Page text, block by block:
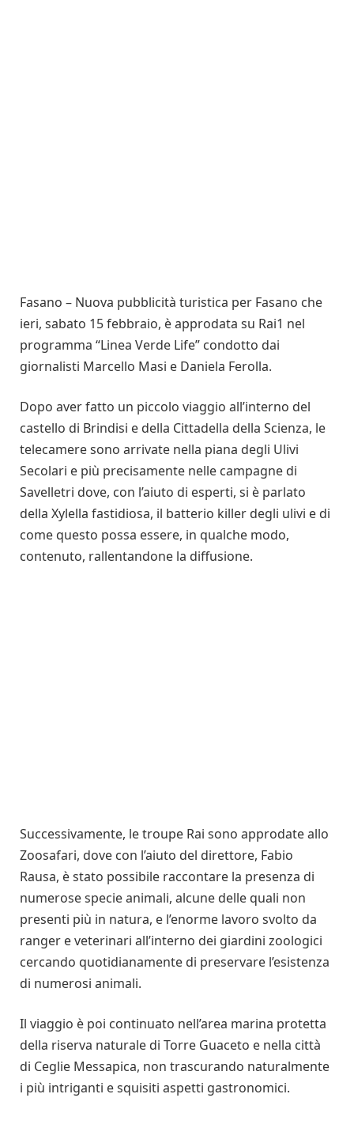
Fasano – Nuova pubblicità turistica per Fasano che
ieri, sabato 15 febbraio, è approdata su Rai1 nel
programma “Linea Verde Life” condotto dai
giornalisti Marcello Masi e Daniela Ferolla.
Dopo aver fatto un piccolo viaggio all’interno del
castello di Brindisi e della Cittadella della Scienza, le
telecamere sono arrivate nella piana degli Ulivi
Secolari e più precisamente nelle campagne di
Savelletri dove, con l’aiuto di esperti, si è parlato
della Xylella fastidiosa, il batterio killer degli ulivi e di
come questo possa essere, in qualche modo,
contenuto, rallentandone la diffusione.
Successivamente, le troupe Rai sono approdate allo
Zoosafari, dove con l’aiuto del direttore, Fabio
Rausa, è stato possibile raccontare la presenza di
numerose specie animali, alcune delle quali non
presenti più in natura, e l’enorme lavoro svolto da
ranger e veterinari all’interno dei giardini zoologici
cercando quotidianamente di preservare l’esistenza
di numerosi animali.
Il viaggio è poi continuato nell’area marina protetta
della riserva naturale di Torre Guaceto e nella città
di Ceglie Messapica, non trascurando naturalmente
i più intriganti e squisiti aspetti gastronomici.